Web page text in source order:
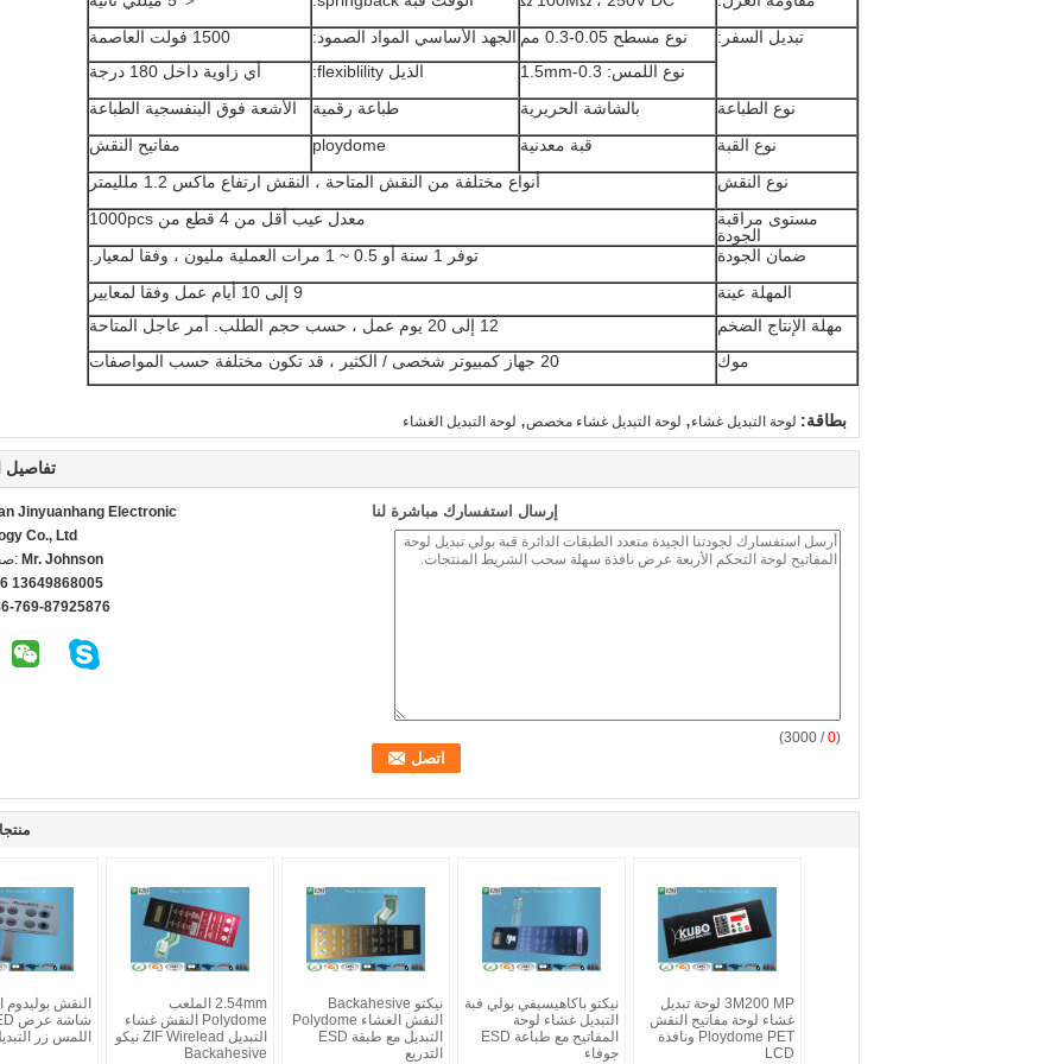
تبديل السفر:
نوع مسطح 0.05-0.3 مم الجهد الأساسي المواد الصمود:
1500 فولت العاصمة
نوع اللمس: 0.3-1.5mm
الذيل flexiblility:
أي زاوية داخل 180 درجة
نوع الطباعة
بالشاشة الحريرية طباعة رقمية
الأشعة فوق البنفسجية الطباعة
نوع القبة
قبة معدنية ploydome
مفاتيح النقش
نوع النقش
أنواع مختلفة من النقش المتاحة ، النقش ارتفاع ماكس 1.2 ملليمتر
مستوى مراقبة
الجودة
معدل عيب أقل من 4 قطع من 1000pcs
ضمان الجودة
توفر 1 سنة أو 0.5 ~ 1 مرات العملية مليون ، وفقا لمعيار.
المهلة عينة
9 إلى 10 أيام عمل وفقا لمعايير
مهلة الإنتاج الضخم
12 إلى 20 يوم عمل ، حسب حجم الطلب.
أمر عاجل المتاحة
موك
20 جهاز كمبيوتر شخصى / الكثير ، قد تكون مختلفة حسب المواصفات
بطاقة: لوحة التبديل غشاء, لوحة التبديل غشاء مخصص, لوحة التبديل الغشاء
تفاصيل
Jinyuanhang Electronic
Co., Ltd
Mr. Johnson
13649868005
769-87925876
إرسال استفسارك مباشرة لنا
(
0
/ 3000)
النقش بوليدوم
اللمس زر
2.54mm الملعب
Polydome النقش غشاء
التبديل ZIF Wirelead نيكو
Backahesive
نيكتو Backahesive
النقش الغشاء Polydome
التبديل مع طبقة ESD
التدريع
نيكتو باكاهيسيفي بولي قبة
التبديل غشاء لوحة
المفاتيح مع طباعة ESD
جوفاء
3M200 MP لوحة تبديل
غشاء لوحة مفاتيح النقش
Ploydome PET ونافذة
LCD